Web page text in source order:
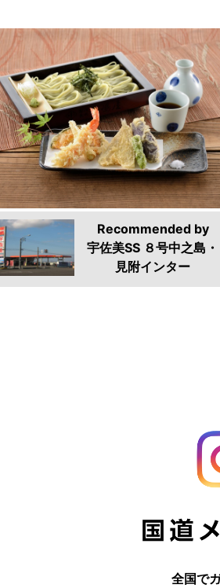
Recommended by
宇佐美SS ８号中之島・
見附インター
全国で